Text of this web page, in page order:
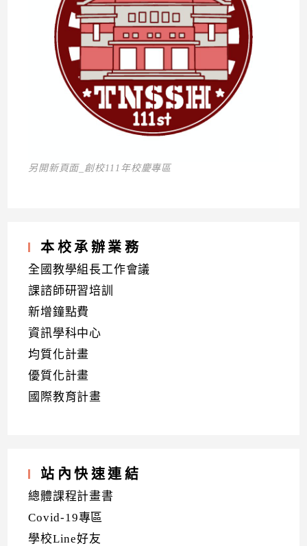
另開新頁面_創校111年校慶專區
本校承辦業務
全國教學組長工作會議
課諮師研習培訓
新增鐘點費
資訊學科中心
均質化計畫
優質化計畫
國際教育計畫
站內快速連結
總體課程計畫書
Covid-19專區
學校Line好友